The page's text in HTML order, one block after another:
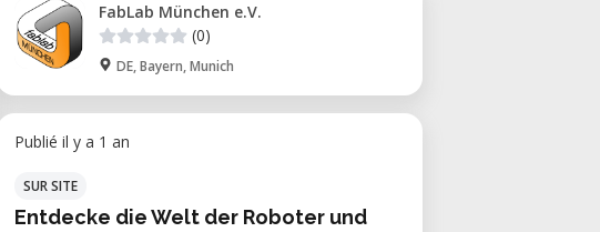
FabLab München e.V.
(0)
DE, Bayern, Munich
Publié il y a 1 an
SUR SITE
Entdecke die Welt der Roboter und